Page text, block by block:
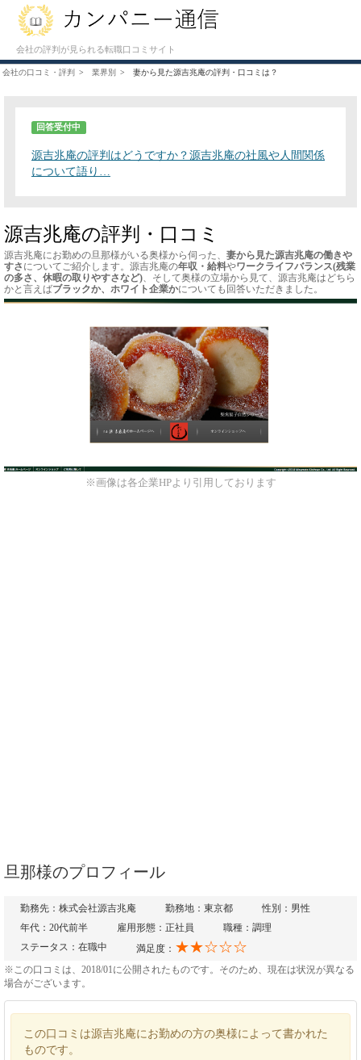
会社の評判が見られる転職口コミサイト
会社の口コミ・評判 業界別 妻から見た源吉兆庵の評判・口コミは？
回答受付中
源吉兆庵の評判はどうですか？源吉兆庵の社風や人間関係
について語り…
源吉兆庵の評判・口コミ
源吉兆庵にお勤めの旦那様がいる奥様から伺った、 妻から見た源吉兆庵の働きや
すさ についてご紹介します。源吉兆庵の年収・給料やワークライフバランス(残業
の多さ、休暇の取りやすさなど)、そして奥様の立場から見て、源吉兆庵はどちら
かと言えばブラックか、ホワイト企業かについても回答いただきました。
※画像は各企業HPより引用しております
旦那様のプロフィール
勤務先：株式会社源吉兆庵 勤務地：東京都
性別：男性
年代：20代前半
雇用形態：正社員
職種：調理
ステータス：在職中
満足度： ★★☆☆☆
※この口コミは、2018/01に公開されたものです。そのため、現在は状況が異なる
場合がございます。
この口コミは源吉兆庵にお勤めの方の奥様によって書かれた
ものです。